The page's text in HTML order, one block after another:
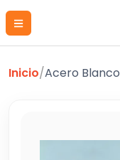
Inicio/Acero Blanco